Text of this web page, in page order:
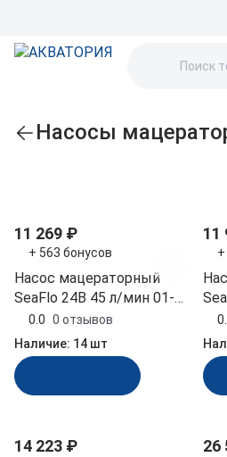
Насосы
11 269 ₽
+ 563 бонусов
Насос мацераторный
SeaFlo 24В 45 л/мин 01-
Series (SFMP2-120-01)
0.0 0 отзывов
Наличие: 14 шт
11
14 223 ₽ 26